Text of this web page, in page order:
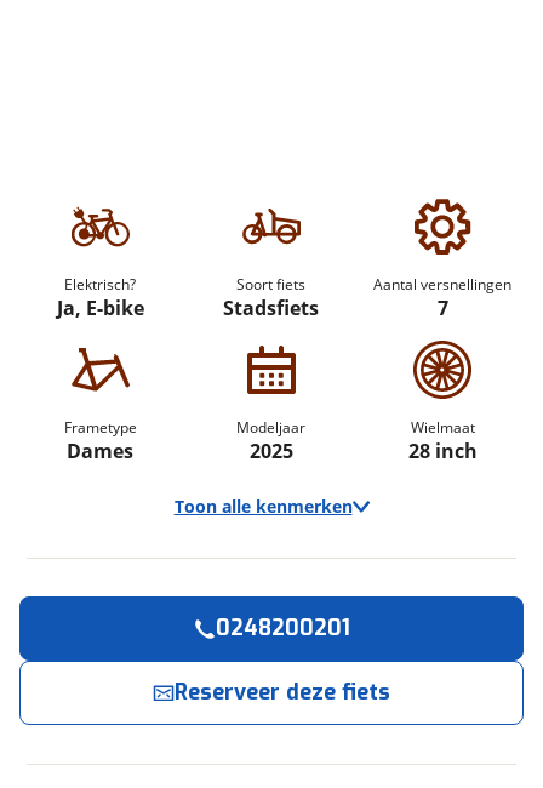
Elektrisch?
Ja, E-bike
Soort fiets
Stadsfiets
Aantal versnellingen
7
Frametype
Dames
Modeljaar
2025
Wielmaat
28 inch
Toon alle kenmerken
Qwic
Model
Echo Daily
0248200201
Reserveer deze fiets
nu!
Zoevers B.V. neemt snel contact met je op.
Jouw contactgegevens